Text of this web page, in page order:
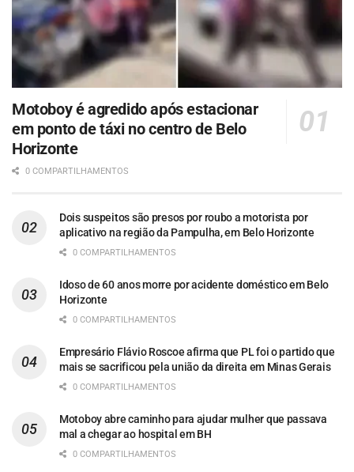
Motoboy é agredido após estacionar
em ponto de táxi no centro de Belo
Horizonte
0 COMPARTILHAMENTOS
Dois suspeitos são presos por roubo a motorista por
aplicativo na região da Pampulha, em Belo Horizonte
0 COMPARTILHAMENTOS
Idoso de 60 anos morre por acidente doméstico em Belo
Horizonte
0 COMPARTILHAMENTOS
Empresário Flávio Roscoe afirma que PL foi o partido que
mais se sacrificou pela união da direita em Minas Gerais
0 COMPARTILHAMENTOS
Motoboy abre caminho para ajudar mulher que passava
mal a chegar ao hospital em BH
0 COMPARTILHAMENTOS